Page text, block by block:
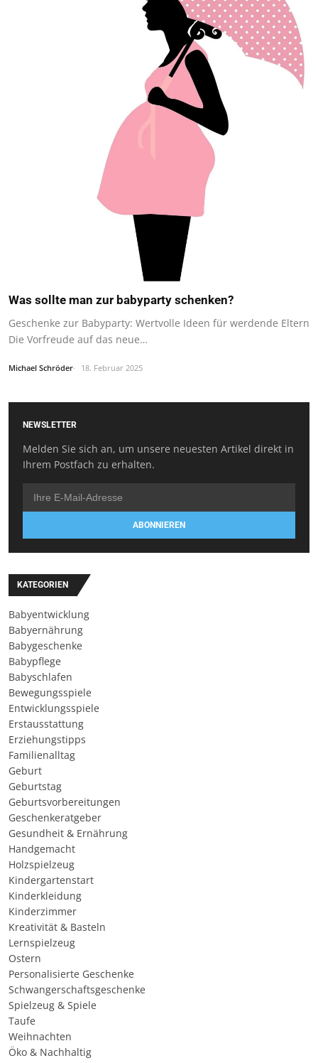
Was sollte man zur babyparty schenken?
Geschenke zur Babyparty: Wertvolle Ideen für werdende Eltern
Die Vorfreude auf das neue…
Michael Schröder 18. Februar 2025
NEWSLETTER
Melden Sie sich an, um unsere neuesten Artikel direkt in
Ihrem Postfach zu erhalten.
ABONNIEREN
KATEGORIEN
Babyentwicklung
Babyernährung
Babygeschenke
Babypflege
Babyschlafen
Bewegungsspiele
Entwicklungsspiele
Erstausstattung
Erziehungstipps
Familienalltag
Geburt
Geburtstag
Geburtsvorbereitungen
Geschenkeratgeber
Gesundheit & Ernährung
Handgemacht
Holzspielzeug
Kindergartenstart
Kinderkleidung
Kinderzimmer
Kreativität & Basteln
Lernspielzeug
Ostern
Personalisierte Geschenke
Schwangerschaftsgeschenke
Spielzeug & Spiele
Taufe
Weihnachten
Öko & Nachhaltig